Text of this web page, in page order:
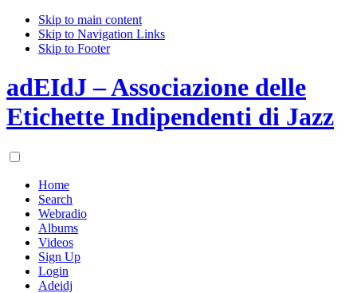
Skip to main content
Skip to Navigation Links
Skip to Footer
adEIdJ – Associazione delle
Etichette Indipendenti di Jazz
Home
Search
Webradio
Albums
Videos
Sign Up
Login
Adeidj